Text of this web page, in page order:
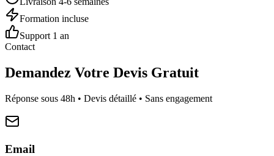
Formation incluse
Support 1 an
Contact
Demandez Votre Devis Gratuit
Réponse sous 48h • Devis détaillé • Sans engagement
Email